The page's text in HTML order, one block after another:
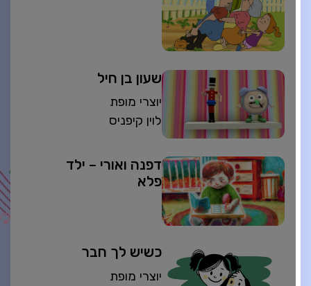
שעון בן חיל
יוצרי מופת
לוין קיפניס
דפנה ואורי – ילד
פלא
כשיש לך חבר
יוצרי מופת